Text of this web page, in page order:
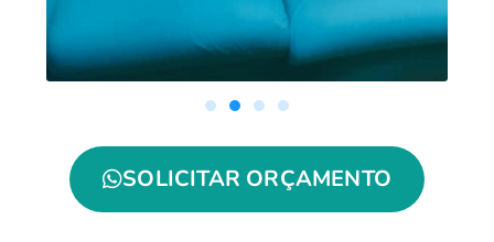
SOLICITAR ORÇAMENTO